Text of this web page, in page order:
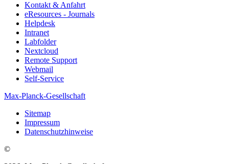
Kontakt & Anfahrt
eResources - Journals
Helpdesk
Intranet
Labfolder
Nextcloud
Remote Support
Webmail
Self-Service
Max-Planck-Gesellschaft
Sitemap
Impressum
Datenschutzhinweise
©